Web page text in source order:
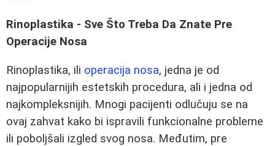
Rinoplastika - Sve Što Treba Da Znate Pre
Operacije Nosa
Rinoplastika, ili operacija nosa, jedna je od
najpopularnijih estetskih procedura, ali i jedna od
najkompleksnijih. Mnogi pacijenti odlučuju se na
ovaj zahvat kako bi ispravili funkcionalne probleme
ili poboljšali izgled svog nosa. Međutim, pre